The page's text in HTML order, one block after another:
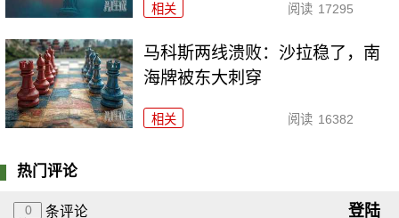
相关 阅读 17295
马科斯两线溃败：沙拉稳了，南
海牌被东大刺穿
相关 阅读 16382
热门评论
0 条评论 登陆